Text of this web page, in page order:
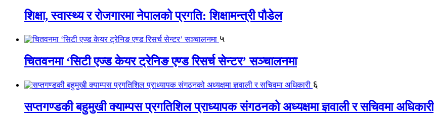
शिक्षा, स्वास्थ्य र रोजगारमा नेपालको प्रगति: शिक्षामन्त्री पौडेल
५
चितवनमा ‘सिटी एज्ड केयर ट्रेनिङ एण्ड रिसर्च सेन्टर’ सञ्चालनमा
६
सप्तगण्डकी बहुमुखी क्याम्पस प्रगतिशिल प्राध्यापक संगठनको अध्यक्षमा ज्ञवाली र सचिवमा अधिकारी